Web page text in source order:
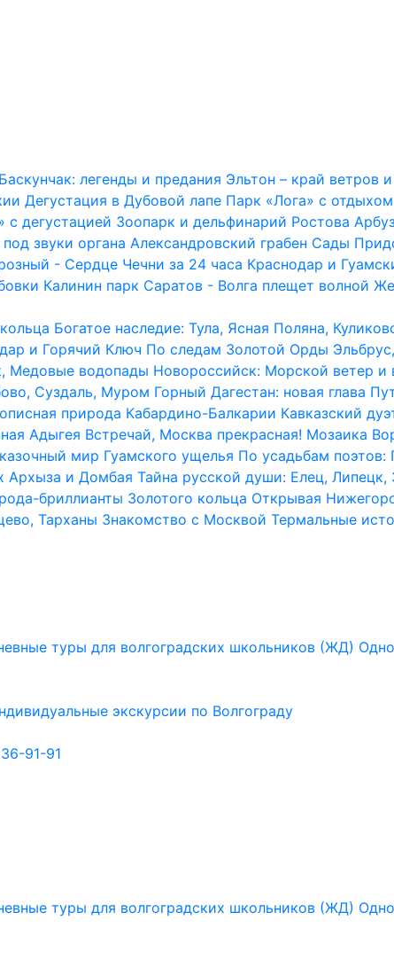
легенды и предания Эльтон – край ветров
Дегустация в Дубовой лапе Парк «Лога» с
с дегустацией Зоопарк и дельфинарий Ростова
звуки органа Александровский грабен Сады
- Сердце Чечни за 24 часа Краснодар и
Калинин парк Саратов - Волга плещет волной
Богатое наследие: Тула, Ясная Поляна,
и Горячий Ключ По следам Золотой Орды
Медовые водопады Новороссийск: Морской ветер
Суздаль, Муром Горный Дагестан: новая глава
природа Кабардино-Балкарии Кавказский
Адыгея Встречай, Москва прекрасная! Мозаика
мир Гуамского ущелья По усадьбам
Архыза и Домбая Тайна русской души: Елец, Липецк,
бриллианты Золотого кольца Открывая
Тарханы Знакомство с Москвой Термальные
туры для волгоградских школьников (ЖД)
экскурсии по Волгограду
91-91
туры для волгоградских школьников (ЖД)